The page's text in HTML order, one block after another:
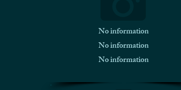
No information
No information
No information